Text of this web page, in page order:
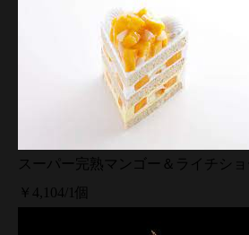
スーパー完熟マンゴー＆ライチシ
￥4,104/1個